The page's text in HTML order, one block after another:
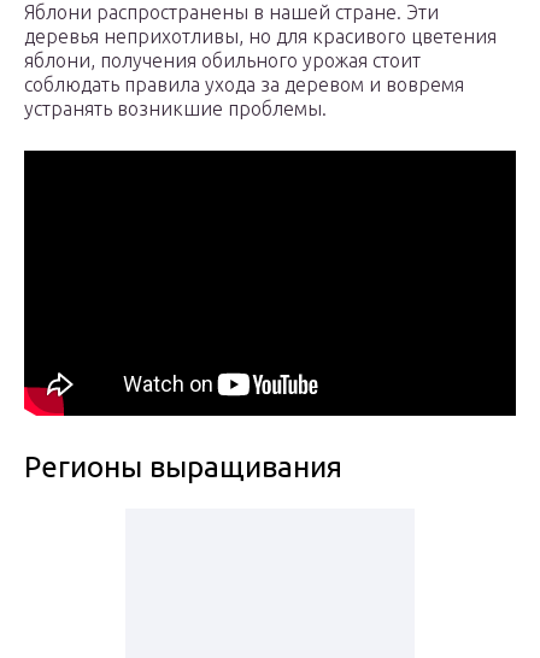
Яблони распространены в нашей стране. Эти
деревья неприхотливы, но для красивого цветения
яблони, получения обильного урожая стоит
соблюдать правила ухода за деревом и вовремя
устранять возникшие проблемы.
Регионы выращивания